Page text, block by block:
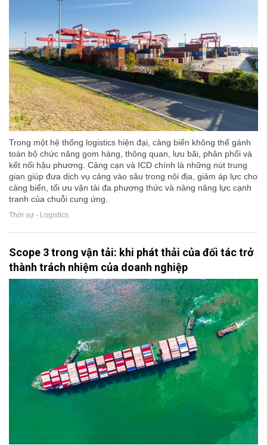
Trong một hệ thống logistics hiện đại, cảng biển không thể gánh
toàn bộ chức năng gom hàng, thông quan, lưu bãi, phân phối và
kết nối hậu phương. Cảng cạn và ICD chính là những nút trung
gian giúp đưa dịch vụ cảng vào sâu trong nội địa, giảm áp lực cho
cảng biển, tối ưu vận tải đa phương thức và nâng năng lực cạnh
tranh của chuỗi cung ứng.
Thời sự - Logistics
Scope 3 trong vận tải: khi phát thải của đối tác trở
thành trách nhiệm của doanh nghiệp